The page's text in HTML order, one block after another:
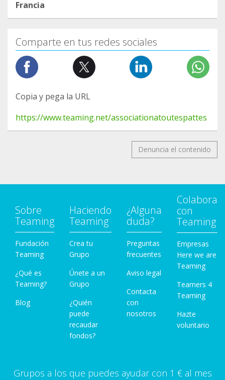
Francia
Comparte en tus redes sociales
Copia y pega la URL
https://www.teaming.net/associationatoutespattes
Denuncia el contenido
Sobre
Teaming
Fundación
Teaming
¿Qué es
Teaming?
Blog
Haciendo
Teaming
Crea tu
Grupo
Únete a un
Grupo
¿Quién
puede
recaudar
fondos?
¿Alguna
duda?
Preguntas
frecuentes
Aviso legal
Contacta
con
nosotros
Colabora
con
Teaming
Empresas
Here we are
Teaming
Teamers 4
Teaming
Hazte
voluntario
Grupos a los que puedes ayudar con 1 € al mes